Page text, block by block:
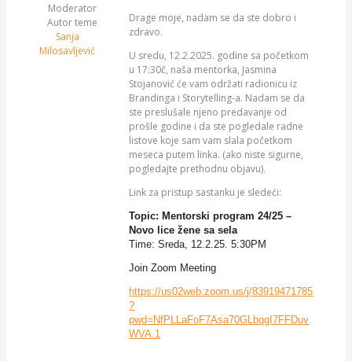
Moderator
Autor teme
Sanja
Milosavljević
Drage moje, nadam se da ste dobro i
zdravo.
U sredu, 12.2.2025. godine sa početkom
u 17:30č, naša mentorka, Jasmina
Stojanović će vam održati radionicu iz
Brandinga i Storytelling-a. Nadam se da
ste preslušale njeno predavanje od
prošle godine i da ste pogledale radne
listove koje sam vam slala početkom
meseca putem linka. (ako niste sigurne,
pogledajte prethodnu objavu).
Link za pristup sastanku je sledeći:
Topic: Mentorski program 24/25 –
Novo lice žene sa sela
Time: Sreda, 12.2.25. 5:30PM
Join Zoom Meeting
https://us02web.zoom.us/j/83919471785
?
pwd=NfPLLaFoF7Asa70GLbqgI7FFDuv
WVA.1